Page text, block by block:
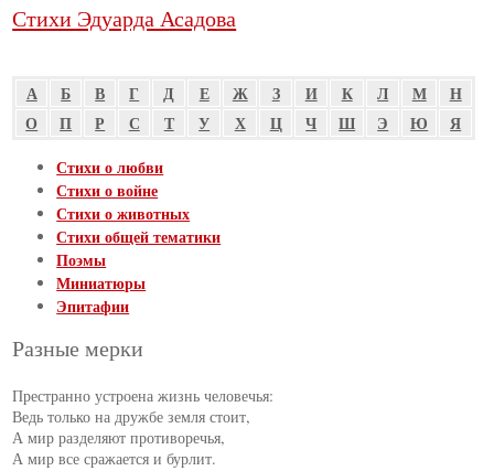
Стихи Эдуарда Асадова
А Б В Г Д Е Ж З И К Л М
Н
О
П Р С Т У Х Ц Ч Ш Э Ю
Я
Стихи о любви
Стихи о войне
Стихи о животных
Стихи общей тематики
Поэмы
Миниатюры
Эпитафии
Разные мерки
Престранно устроена жизнь человечья:
Ведь только на дружбе земля стоит,
А мир разделяют противоречья,
А мир все сражается и бурлит.